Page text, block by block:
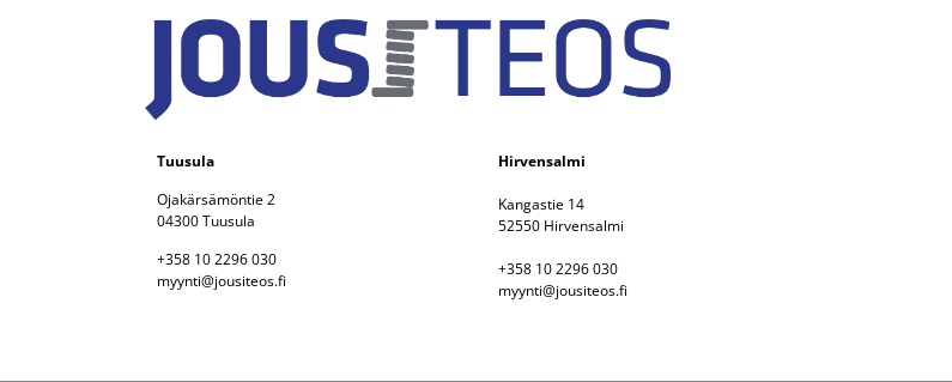
Tuusula
Ojakärsämöntie 2
04300 Tuusula
+358 10 2296 030
myynti@jousiteos.fi
Hirvensalmi
Kangastie 14
52550 Hirvensalmi
+358 10 2296 030
myynti@jousiteos.fi